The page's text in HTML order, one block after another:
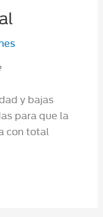
y bajas
para que la
con total